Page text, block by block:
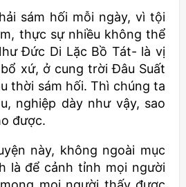
sám hối mỗi ngày, vì tội
thực sự nhiều không thể
Đức Di Lặc Bồ Tát- là vị
xứ, ở cung trời Đâu Suất
thời sám hối. Thì chúng ta
nghiệp dày như vậy, sao
được.
này, không ngoài mục
là để cảnh tỉnh mọi người